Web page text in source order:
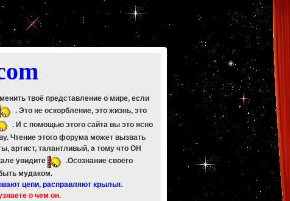
om
твоё представление о мире, если
. Это не оскорбление, это жизнь, это
. И с помощью этого сайта вы это ясно
Чтение этого форума может вызвать
артист, талантливый, а тому что ОН
увидите
.Осознание своего
мудаком.
цепи, расправляют крылья.
о чем он.